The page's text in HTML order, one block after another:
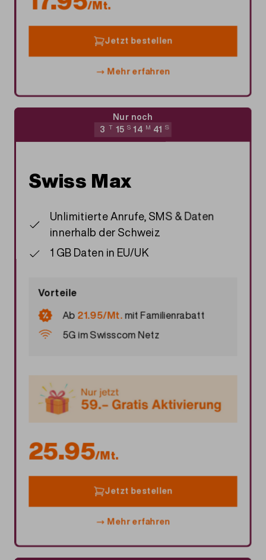
/Mt.
Jetzt bestellen
Mehr erfahren
Nur noch
3 T 15 S 14 M 40 S
Swiss Max
Unlimitierte Anrufe, SMS & Daten
innerhalb der Schweiz
1 GB Daten in EU/UK
Vorteile
Ab 21.95/Mt.mitFamilienrabatt
5G im Swisscom Netz
25.95/Mt.
Jetzt bestellen
Mehr erfahren